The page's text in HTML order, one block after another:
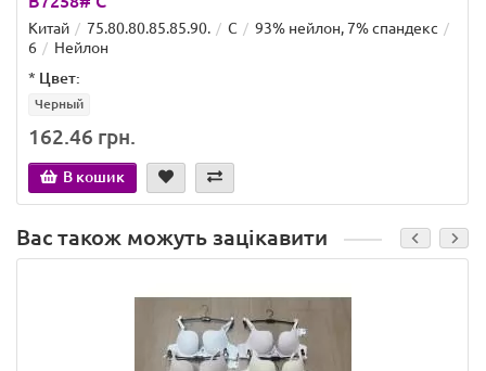
Китай 75.80.80.85.85.90. C
93% нейлон, 7% спандекс
6
Нейлон
* Цвет:
Черный
162.46 грн.
В кошик
Вас також можуть зацікавити